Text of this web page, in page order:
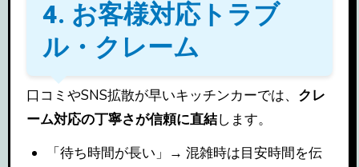
4. お客様対応トラブ
ル・クレーム
口コミやSNS拡散が早いキッチンカーでは、 クレ
ーム対応の丁寧さが信頼に直結します。
「待ち時間が長い」→ 混雑時は目安時間を伝